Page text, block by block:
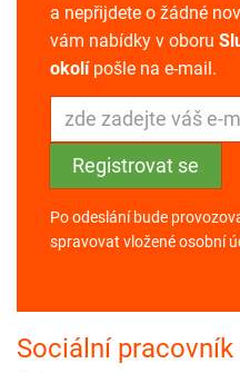
a nepřijdete o žádné
vám nabídky v oboru
okolípošle na e-mail.
Po odeslání bude
spravovat vložené osobní
Sociální